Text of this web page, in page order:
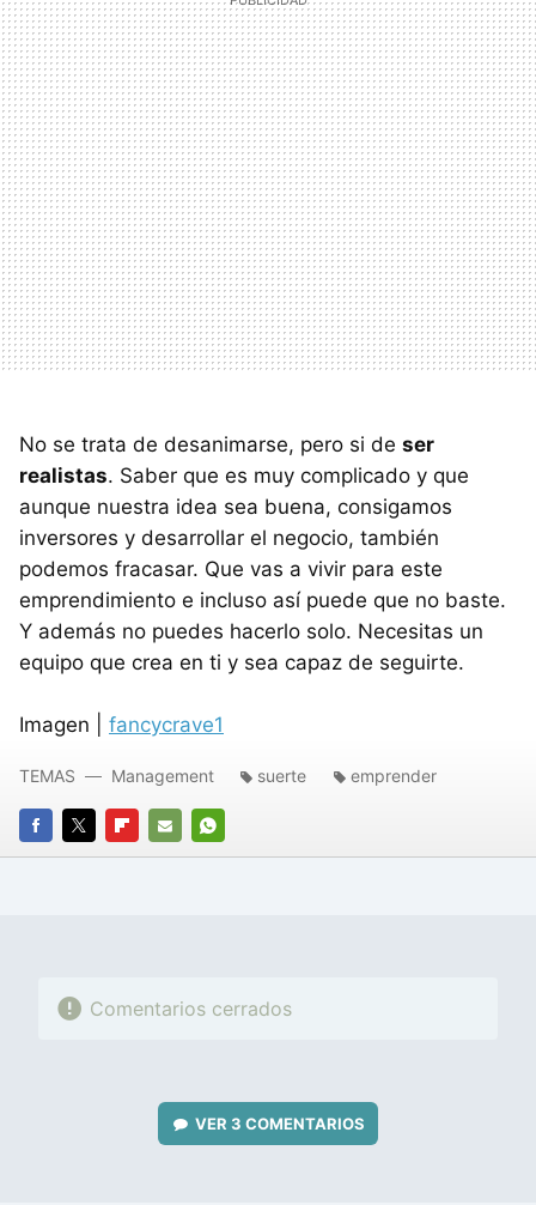
No se trata de desanimarse, pero si de ser
realistas. Saber que es muy complicado y que
aunque nuestra idea sea buena, consigamos
inversores y desarrollar el negocio, también
podemos fracasar. Que vas a vivir para este
emprendimiento e incluso así puede que no baste.
Y además no puedes hacerlo solo. Necesitas un
equipo que crea en ti y sea capaz de seguirte.
Imagen | fancycrave1
FACEBOOK
TWITTERFLIPBOARD
E-
WHATSAPP
TEMAS Management suerte emprender
Comentarios cerrados
VER 3 COMENTARIOS